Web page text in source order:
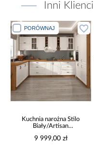
Inni
PORÓWNAJ
Kuchnia narożna Stilo
Biały/Artisan
9 999,00 zł